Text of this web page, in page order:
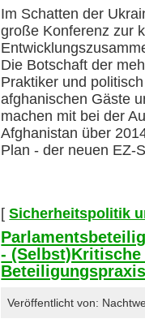
Im Schatten der
große Konferenz zur
Die Botschaft der
Praktiker und
afghanischen Gäste
machen mit bei der
Afghanistan über
Plan - der neuen EZ-
[Sicherheitspolitik
-
Veröffentlicht von: